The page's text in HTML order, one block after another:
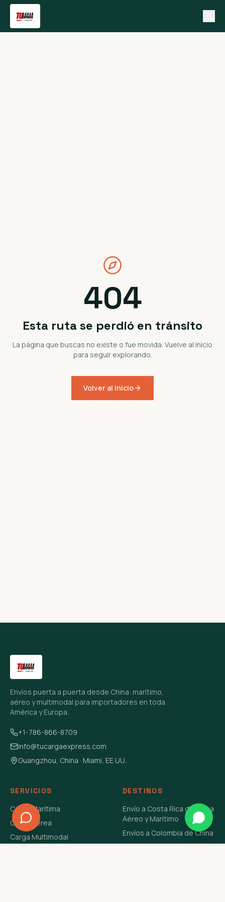
404
Esta ruta se perdió en tránsito
La página que buscas no existe o fue movida. Vuelve al inicio
para seguir explorando.
Volver al inicio
Envíos puerta a puerta desde China: marítimo,
aéreo y multimodal para importadores en toda
América y Europa.
+1-786-866-8709
info@tucargaexpress.com
Guangzhou, China · Miami, EE.UU.
SERVICIOS
Carga Marítima
Carga Aérea
Carga Multimodal
DESTINOS
Envío a Costa Rica de China
Aéreo y Marítimo
Envíos a Colombia de China